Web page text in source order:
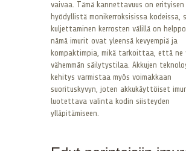
vaivaa. Tämä kannettavuus on erityisen
hyödyllistä monikerroksisissa kodeissa,
kuljettaminen kerrosten välillä on
nämä imurit ovat yleensä kevyempiä ja
kompaktimpia, mikä tarkoittaa, että ne
vähemmän säilytystilaa. Akkujen
kehitys varmistaa myös voimakkaan
suorituskyvyn, joten akkukäyttöiset
luotettava valinta kodin siisteyden
ylläpitämiseen.